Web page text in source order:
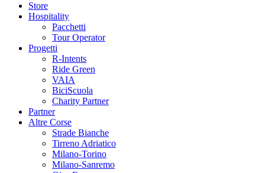
Store
Hospitality
Pacchetti
Tour Operator
Progetti
R-Intents
Ride Green
VAIA
BiciScuola
Charity Partner
Partner
Altre Corse
Strade Bianche
Tirreno Adriatico
Milano-Torino
Milano-Sanremo